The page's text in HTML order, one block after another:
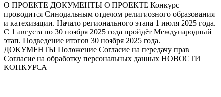
О ПРОЕКТЕ ДОКУМЕНТЫ О ПРОЕКТЕ Конкурс
проводится Синодальным отделом религиозного образования
и катехизации. Начало регионального этапа 1 июля 2025 года.
С 1 августа по 30 ноября 2025 года пройдёт Международный
этап. Подведение итогов 30 ноября 2025 года.
ДОКУМЕНТЫ Положение Согласие на передачу прав
Согласие на обработку персональных данных НОВОСТИ
КОНКУРСА